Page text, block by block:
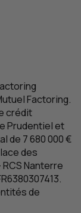
Factoring.
crédit
Prudentiel et
de 7 680 000 €
des
RCSNanterre
6380307413.
de